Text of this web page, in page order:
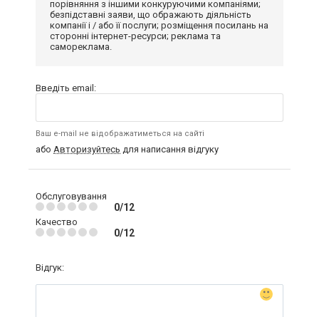
порівняння з іншими конкуруючими компаніями;
безпідставні заяви, що ображають діяльність
компанії і / або її послуги; розміщення посилань на
сторонні інтернет-ресурси; реклама та
самореклама.
Введіть email:
Ваш e-mail не відображатиметься на сайті
або Авторизуйтесь для написання відгуку
Обслуговування
0/12
Качество
0/12
Відгук: